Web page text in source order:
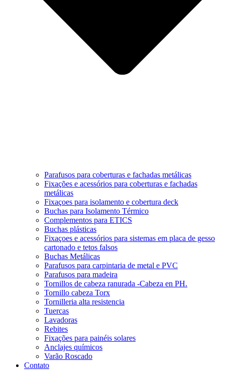
Parafusos para coberturas e fachadas metálicas
Fixações e acessórios para coberturas e fachadas
metálicas
Fixaçoes para isolamento e cobertura deck
Buchas para Isolamento Térmico
Complementos para ETICS
Buchas plásticas
Fixaçoes e acessórios para sistemas em placa de gesso
cartonado e tetos falsos
Buchas Metálicas
Parafusos para carpintaria de metal e PVC
Parafusos para madeira
Tornillos de cabeza ranurada -Cabeza en PH.
Tornillo cabeza Torx
Tornilleria alta resistencia
Tuercas
Lavadoras
Rebites
Fixações para painéis solares
Anclajes químicos
Varão Roscado
Contato